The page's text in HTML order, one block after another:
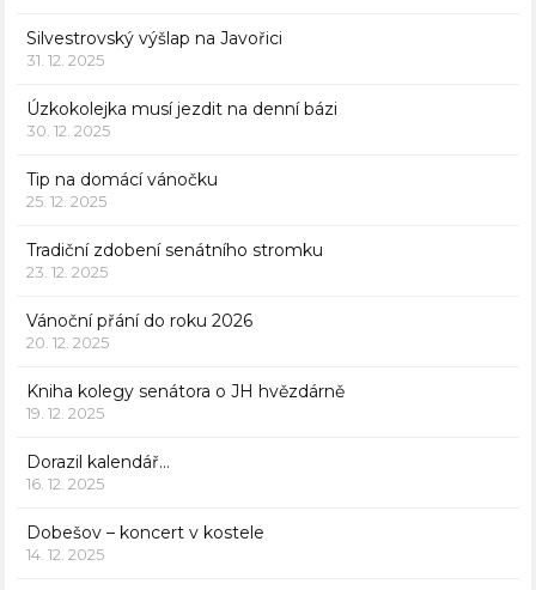
Silvestrovský výšlap na Javořici
31. 12. 2025
Úzkokolejka musí jezdit na denní bázi
30. 12. 2025
Tip na domácí vánočku
25. 12. 2025
Tradiční zdobení senátního stromku
23. 12. 2025
Vánoční přání do roku 2026
20. 12. 2025
Kniha kolegy senátora o JH hvězdárně
19. 12. 2025
Dorazil kalendář…
16. 12. 2025
Dobešov – koncert v kostele
14. 12. 2025